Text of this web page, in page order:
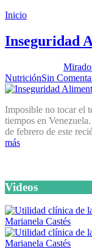
Inicio
Inseguridad
NutriciónSin
Imposible no tocar el
tiempos en
de febrero de este
más
Videos